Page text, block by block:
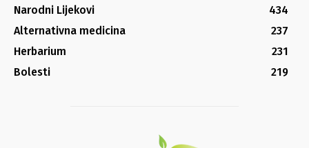
Narodni Lijekovi
434
Alternativna medicina
237
Herbarium
231
Bolesti
219